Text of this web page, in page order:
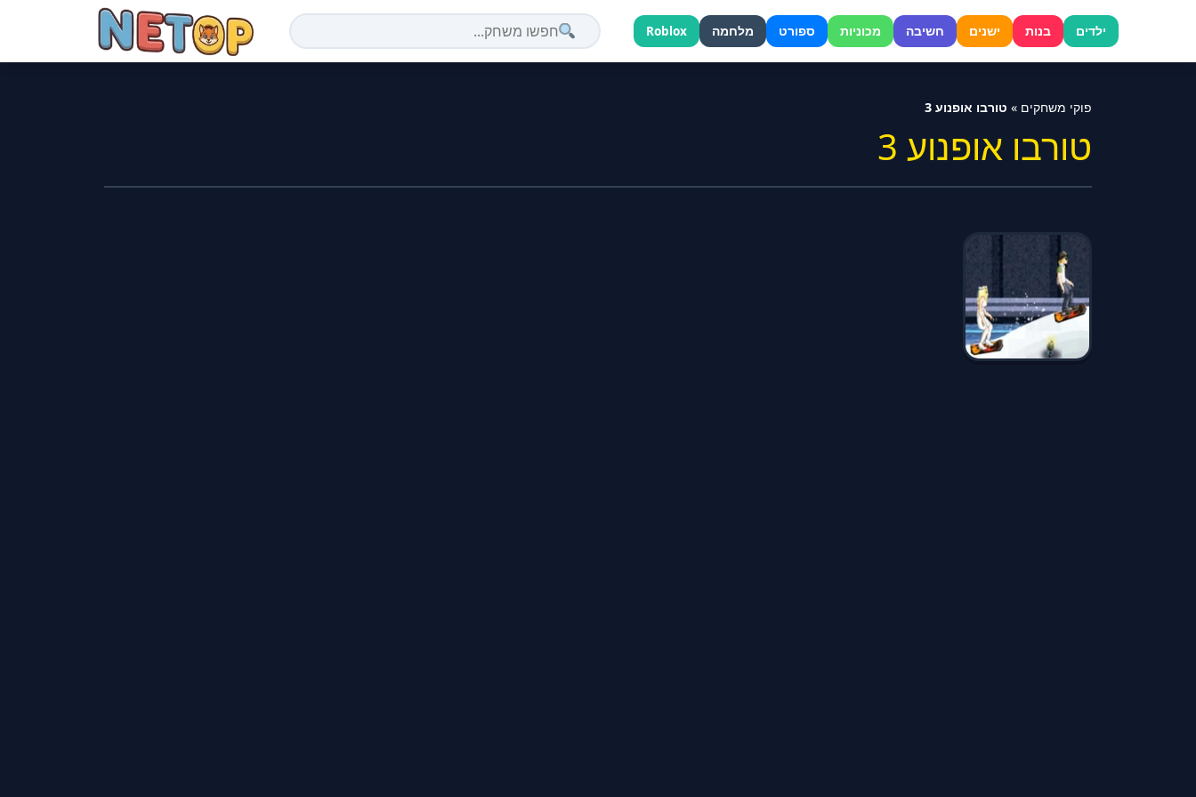
ילדים בנות ישנים חשיבה מכוניות ספורט מלחמה Roblox
פוקי משחקים » טורבו אופנוע 3
טורבו אופנוע 3